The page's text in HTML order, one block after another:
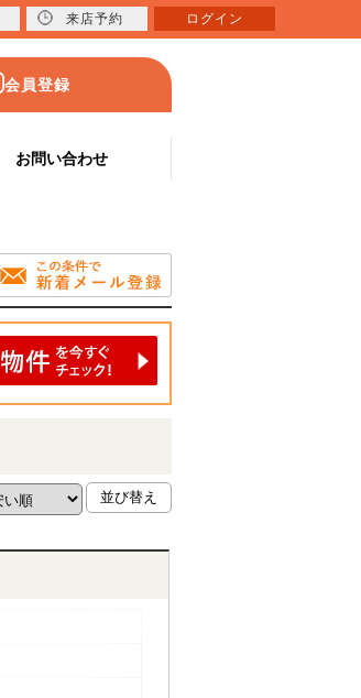
会員登録
お問い合わせ
来店予約 ログイン